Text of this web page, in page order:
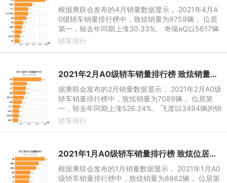
根据乘联会发布的4月销量数据显示， 2021年4月A
0级轿车销量排行榜中，致炫销量为9759辆， 位居
第一，较去年同期上涨30.33%。 奇瑞eQ以5617辆
的销量位居第二，较去年同期上涨144.32%，本年累
轿车排行
2021年2月A0级轿车销量排行榜 致炫销量第一
据乘联会发布的2月销量数据显示， 2021年2月A0级
轿车销量排行榜中，致炫销量为7089辆， 位居第
一，较去年同期上涨526.24%。 飞度以3494辆的销
量位居第二，较去年同期上涨1308.87%，本年累计
轿车排行
2021年1月A0级轿车销量排行榜 致炫位居第一
根据乘联会发布的1月销量数据显示， 2021年1月A0
级轿车销量排行榜中，致炫销量为8862辆， 位居第